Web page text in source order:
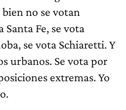
no se votan
Santa Fe, se vota
se vota Schiaretti. Y
urbanos. Se vota por
extremas. Yo